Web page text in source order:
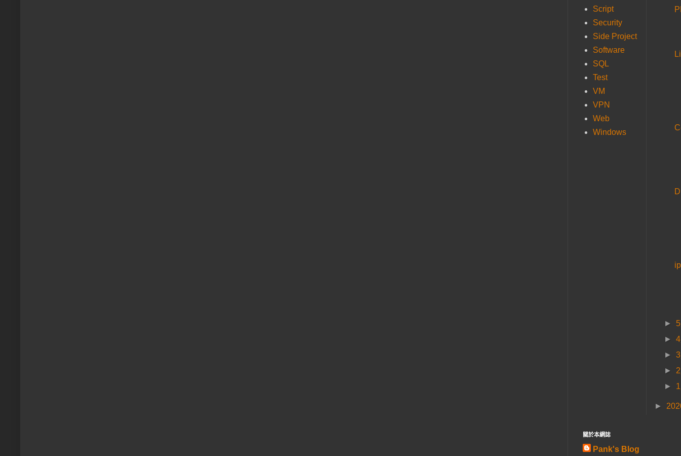
Script
Security
Side Project
Software
SQL
Test
VM
VPN
Web
Windows
►
►
►
►
►
►
關於本網誌
Pank's Blog